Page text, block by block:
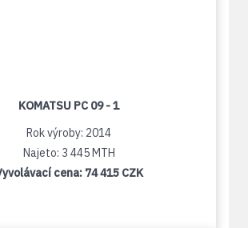
KOMATSU PC 09 - 1
Rok výroby: 2014
Najeto: 3 445 MTH
cena: 74 415 CZK